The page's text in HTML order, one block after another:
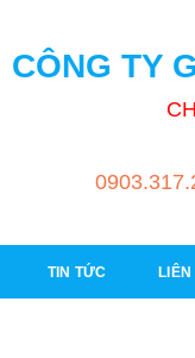
CÔNG TY
TIN TỨC LIÊN